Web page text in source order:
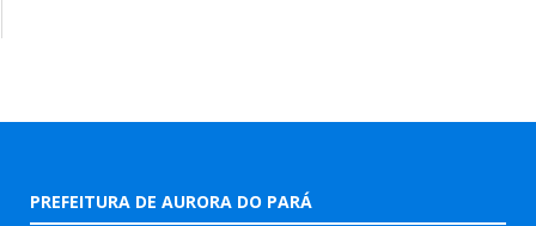
PREFEITURA DE AURORA DO PARÁ